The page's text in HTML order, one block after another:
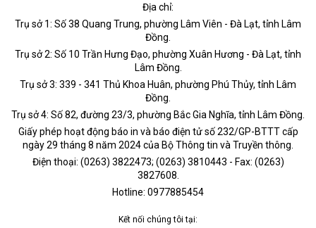
Địa chỉ:
Trụ sở 1: Số 38 Quang Trung, phường Lâm Viên - Đà Lạt, tỉnh Lâm
Đồng.
Trụ sở 2: Số 10 Trần Hưng Đạo, phường Xuân Hương - Đà Lạt, tỉnh
Lâm Đồng.
Trụ sở 3: 339 - 341 Thủ Khoa Huân, phường Phú Thủy, tỉnh Lâm
Đồng.
Trụ sở 4: Số 82, đường 23/3, phường Bắc Gia Nghĩa, tỉnh Lâm Đồng.
Giấy phép hoạt động báo in và báo điện tử số 232/GP-BTTT cấp
ngày 29 tháng 8 năm 2024 của Bộ Thông tin và Truyền thông.
Điện thoại: (0263) 3822473; (0263) 3810443 - Fax: (0263)
3827608.
Hotline: 0977885454
Kết nối chúng tôi tại: